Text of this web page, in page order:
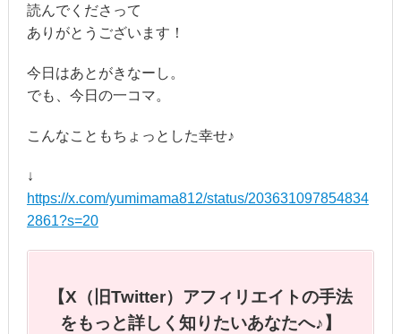
読んでくださって
ありがとうございます！
今日はあとがきなーし。
でも、今日の一コマ。
こんなこともちょっとした幸せ♪
↓
https://x.com/yumimama812/status/203631097854834
2861?s=20
【X（旧Twitter）アフィリエイトの手法
をもっと詳しく知りたいあなたへ♪】